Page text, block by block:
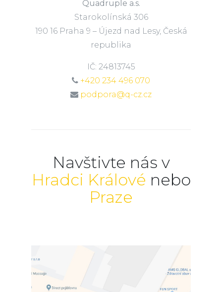
Quadruple a.s.
Starokolínská 306
190 16 Praha 9 – Újezd nad Lesy, Česká
republika
IČ: 24813745
+420 234 496 070
podpora@q-cz.cz
Navštivte nás v
Hradci Králové nebo
Praze